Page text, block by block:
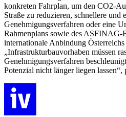
konkreten Fahrplan, um den CO2-
Straße zu reduzieren, schnellere und
Genehmigungsverfahren oder eine
Rahmenplans sowie des ASFINAG-
internationale Anbindung Österreichs
„Infrastrukturbauvorhaben müssen
Genehmigungsverfahren
Potenzial nicht länger liegen